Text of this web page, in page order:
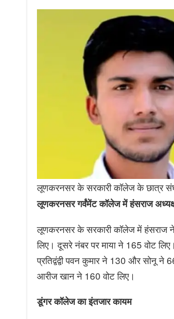
लूणकरनसर के सरकारी कॉलेज के छात्र संघ
लूणकरनसर गर्वंमेंट कॉलेज में हंसराज
लूणकरनसर के सरकारी कॉलेज में हंसराज ने
लिए। दूसरे नंबर पर माया ने 165 वोट
प्रतिद्वंद्वी पवन कुमार ने 130 और सोनू
आरीज खान ने 160 वोट लिए।
डूंगर कॉलेज का इंतजार कायम